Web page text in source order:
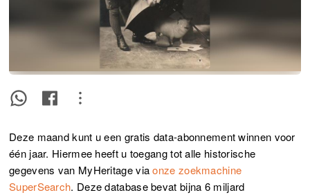
Deze maand kunt u een gratis data-abonnement winnen voor
één jaar. Hiermee heeft u toegang tot alle historische
gegevens van MyHeritage viaonze zoekmachine
SuperSearch. Deze database bevat bijna 6 miljard